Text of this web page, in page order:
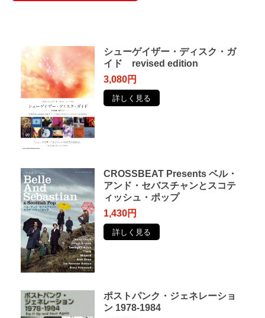
シューゲイザー・ディスク・ガ
イド revised edition
3,080円
詳しく見る
CROSSBEAT Presents ベル・
アンド・セバスチャンとスコテ
ィッシュ・ポップ
1,430円
詳しく見る
ポストパンク・ジェネレーショ
ン 1978-1984